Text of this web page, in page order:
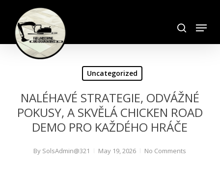
main
content
Menu
Uncategorized
NALÉHAVÉ STRATEGIE, ODVÁŽNÉ
POKUSY, A SKVĚLÁ CHICKEN ROAD
DEMO PRO KAŽDÉHO HRÁČE
By SolsAdmin@321 May 19, 2026 No Comments
Close
Menu